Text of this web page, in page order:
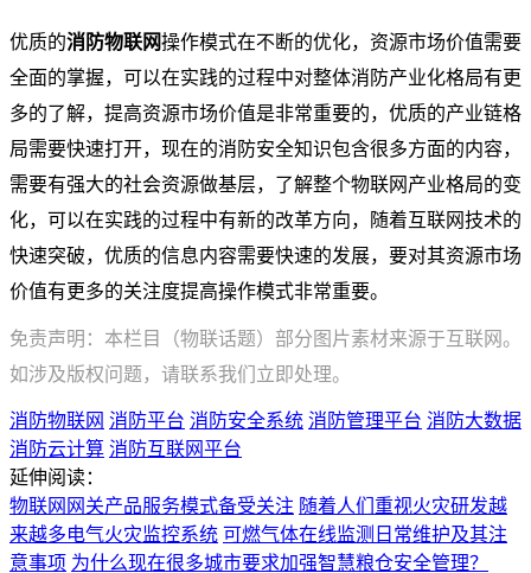
优质的消防物联网操作模式在不断的优化，资源市场价值需要
全面的掌握，可以在实践的过程中对整体消防产业化格局有更
多的了解，提高资源市场价值是非常重要的，优质的产业链格
局需要快速打开，现在的消防安全知识包含很多方面的内容，
需要有强大的社会资源做基层，了解整个物联网产业格局的变
化，可以在实践的过程中有新的改革方向，随着互联网技术的
快速突破，优质的信息内容需要快速的发展，要对其资源市场
价值有更多的关注度提高操作模式非常重要。
免责声明：本栏目（物联话题）部分图片素材来源于互联网。
如涉及版权问题，请联系我们立即处理。
消防物联网 消防平台 消防安全系统 消防管理平台 消防大数据
消防云计算 消防互联网平台
延伸阅读：
物联网网关产品服务模式备受关注 随着人们重视火灾研发越
来越多电气火灾监控系统 可燃气体在线监测日常维护及其注
意事项 为什么现在很多城市要求加强智慧粮仓安全管理？